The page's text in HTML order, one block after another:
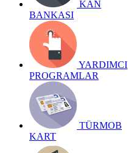
KAN
BANKASI
YARDIMCI
PROGRAMLAR
TÜRMOB
KART